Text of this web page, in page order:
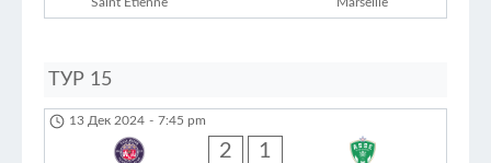
ТУР 15
13 Дек 2024 - 7:45 pm
2 1